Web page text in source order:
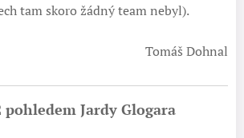
tam skoro žádný team nebyl).
Tomáš Dohnal
pohledem Jardy Glogara